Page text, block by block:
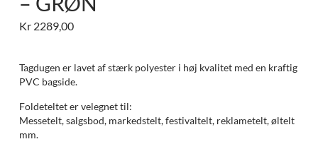
Kr2289,00
Tagdugen er lavet af stærk polyester i høj kvalitet med en kraftig
PVC bagside.
Foldeteltet er velegnet til:
Messetelt, salgsbod, markedstelt, festivaltelt, reklametelt, øltelt
mm.